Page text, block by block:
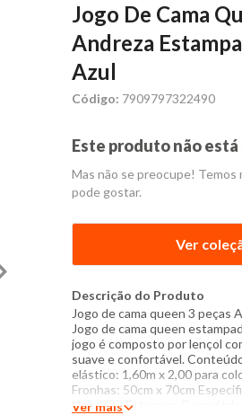
Jogo De Cama
Andreza
Azul
Código: 7909797322490
Este produto não
Mas não se preocupe!
pode gostar.
Ver
Descrição do Produto
Jogo de cama queen 3 peças
Jogo de cama queen
jogo é composto por lençol
suave e confortável.
elástico: 1,60m x 2,00 para
Fronhas: 50cm x 70cm
algodão - Estampa:
Ver mais